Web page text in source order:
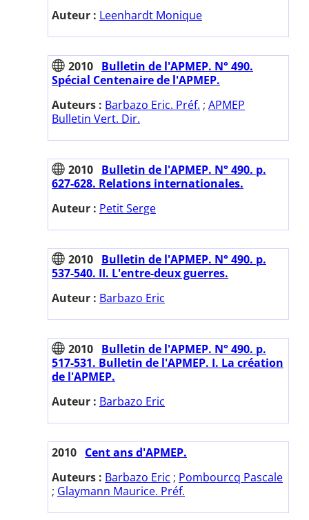
Auteur : Leenhardt Monique
2010 Bulletin de l'APMEP. N° 490.
Spécial Centenaire de l'APMEP.
Auteurs : Barbazo Eric. Préf. ; APMEP
Bulletin Vert. Dir.
2010 Bulletin de l'APMEP. N° 490. p.
627-628. Relations internationales.
Auteur : Petit Serge
2010 Bulletin de l'APMEP. N° 490. p.
537-540. II. L'entre-deux guerres.
Auteur : Barbazo Eric
2010 Bulletin de l'APMEP. N° 490. p.
517-531. Bulletin de l'APMEP. I. La création
de l'APMEP.
Auteur : Barbazo Eric
2010 Cent ans d'APMEP.
Auteurs : Barbazo Eric ; Pombourcq Pascale
; Glaymann Maurice. Préf.